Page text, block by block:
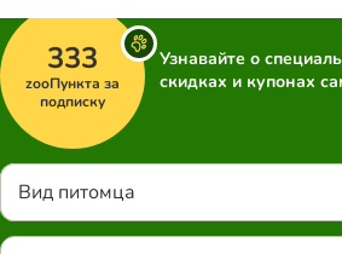
333
zooПункта за
подписку
Узнавайте о
скидках и купонах
Вид питомца